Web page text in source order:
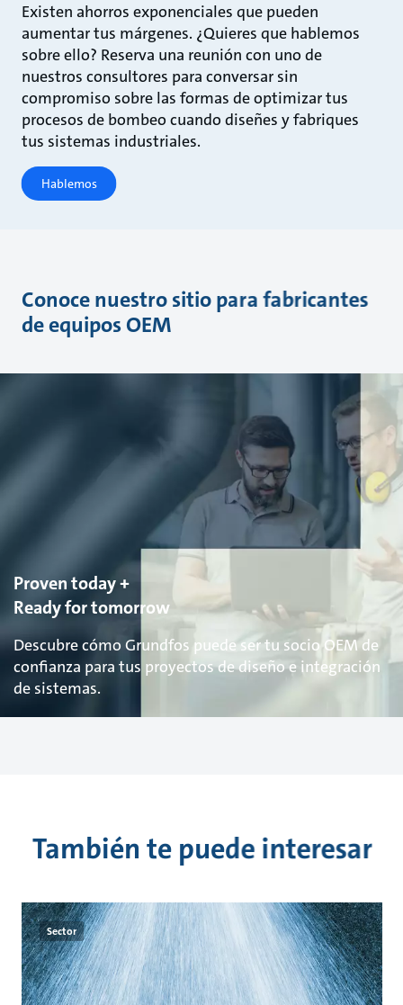
Existen ahorros exponenciales que pueden
aumentar tus márgenes. ¿Quieres que hablemos
sobre ello? Reserva una reunión con uno de
nuestros consultores para conversar sin
compromiso sobre las formas de optimizar tus
procesos de bombeo cuando diseñes y fabriques
tus sistemas industriales.
Hablemos
Conoce nuestro sitio para fabricantes
de equipos OEM
Proven today +
Ready for tomorrow
Descubre cómo Grundfos puede ser tu socio OEM de
confianza para tus proyectos de diseño e integración
de sistemas.
También te puede interesar
Sector